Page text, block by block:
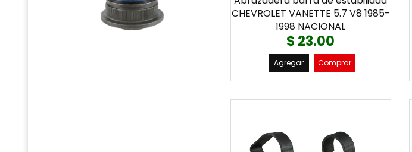
CHEVROLET VANETTE 5.7 V8 1985-
1998 NACIONAL
$ 23.00
Agregar Comprar